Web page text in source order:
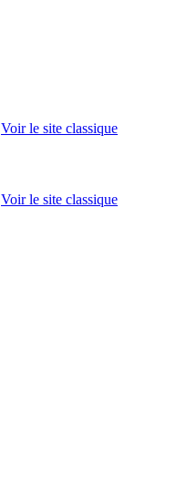
Voir le site classique
Voir le site classique